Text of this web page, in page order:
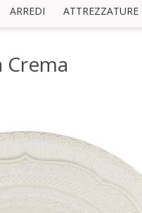
ARREDI ATTREZZATURE